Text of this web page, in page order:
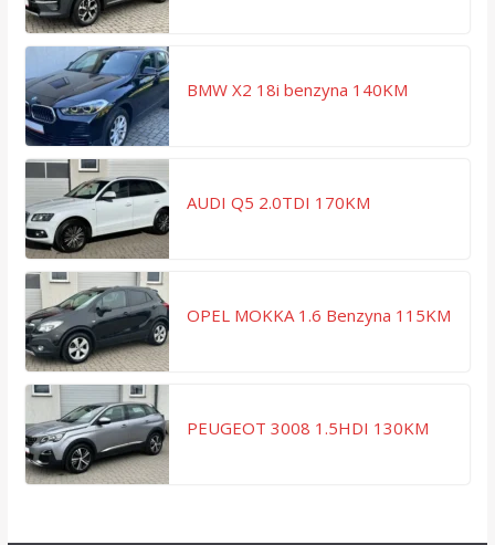
BMW X2 18i benzyna 140KM
AUDI Q5 2.0TDI 170KM
OPEL MOKKA 1.6 Benzyna 115KM
PEUGEOT 3008 1.5HDI 130KM